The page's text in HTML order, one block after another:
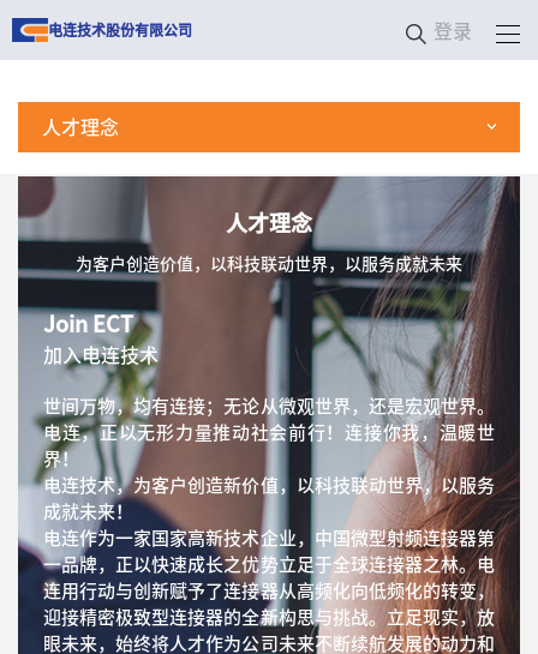
电连技术股份有限公司 登录
人才理念
人才理念
为客户创造价值，以科技联动世界，以服务成就未来
Join ECT
加入电连技术
世间万物，均有连接；无论从微观世界，还是宏观世界。
电连，正以无形力量推动社会前行！连接你我，温暖世
界！
电连技术，为客户创造新价值，以科技联动世界，以服务
成就未来！
电连作为一家国家高新技术企业，中国微型射频连接器第
一品牌，正以快速成长之优势立足于全球连接器之林。电
连用行动与创新赋予了连接器从高频化向低频化的转变，
迎接精密极致型连接器的全新构思与挑战。立足现实，放
眼未来，始终将人才作为公司未来不断续航发展的动力和